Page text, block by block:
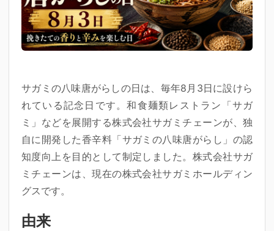
サガミの八味唐がらしの日は、毎年8月3日に設けら
れている記念日です。和食麺類レストラン「サガ
ミ」などを展開する株式会社サガミチェーンが、独
自に開発した香辛料「サガミの八味唐がらし」の認
知度向上を目的として制定しました。株式会社サガ
ミチェーンは、現在の株式会社サガミホールディン
グスです。
由来